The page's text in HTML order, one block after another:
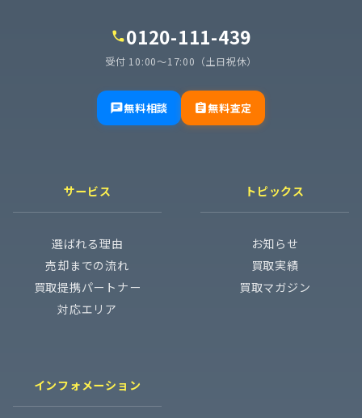
call0120-111-439
受付 10:00〜17:00（土日祝休）
chat無料相談 assignment無料査定
サービス
選ばれる理由
売却までの流れ
買取提携パートナー
対応エリア
トピックス
お知らせ
買取実績
買取マガジン
インフォメーション